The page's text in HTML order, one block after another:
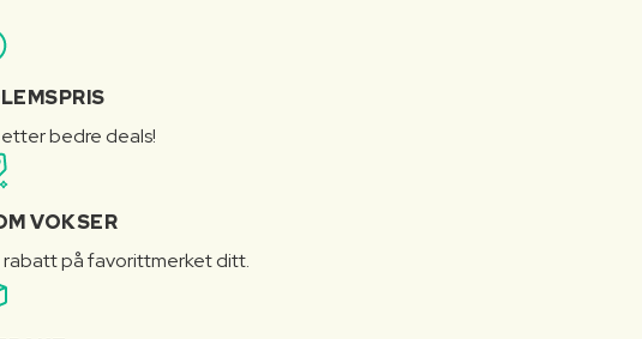
bedre deals!
VOKSER
rabatt på favorittmerket ditt.